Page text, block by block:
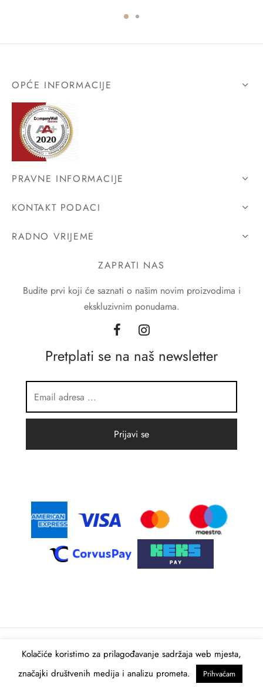
OPĆE INFORMACIJE
PRAVNE INFORMACIJE
KONTAKT PODACI
RADNO VRIJEME
ZAPRATI NAS
Budite prvi koji će saznati o našim novim proizvodima i
ekskluzivnim ponudama.
Pretplati se na naš newsletter
© 2021 Intima Moda. Sva prava pridržana
Izrada web shopa: kT dizajn
Kolačiće koristimo za prilagođavanje sadržaja web mjesta,
značajki društvenih medija i analizu prometa.
Prihvaćam
Besplatna dostava za sve narudžbe iznad 60,00 EUR! Zatvori